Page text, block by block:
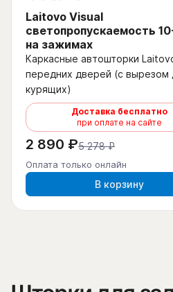
Laitovo Visual
светопропускаемость
на зажимах
Каркасные автошторки
передних дверей (с вырезом
курящих)
Доставка бесплатно
при оплате на сайте
2 890 ₽5 278 ₽
Оплата только онлайн
В корзину